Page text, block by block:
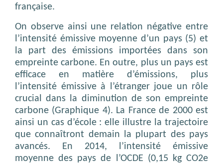
française.
On observe ainsi une relation négative entre
l’intensité émissive moyenne d’un pays (5) et
la part des émissions importées dans son
empreinte carbone. En outre, plus un pays est
efficace en matière d’émissions, plus
l’intensité émissive à l’étranger joue un rôle
crucial dans la diminution de son empreinte
carbone (Graphique 4). La France de 2000 est
ainsi un cas d’école : elle illustre la trajectoire
que connaîtront demain la plupart des pays
avancés. En 2014, l’intensité émissive
moyenne des pays de l’OCDE (0,15 kg CO2e